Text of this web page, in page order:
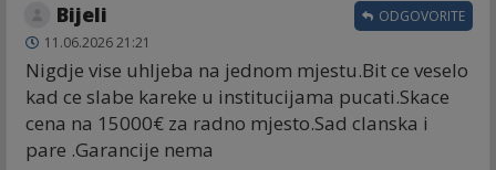
Bijeli
11.06.2026 21:21
Nigdje vise uhljeba na jednom mjestu.Bit ce veselo
kad ce slabe kareke u institucijama pucati.Skace
cena na 15000€ za radno mjesto.Sad clanska i
pare .Garancije nema
ODGOVORITE